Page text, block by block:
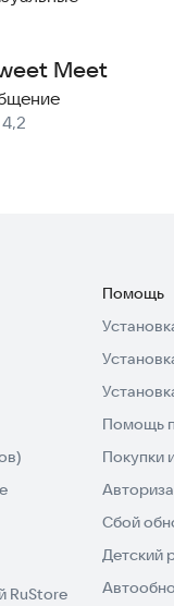
— установите
Meet
4,2
RuStore
Помощь
Помощь
Покупки
Сбой
Детский